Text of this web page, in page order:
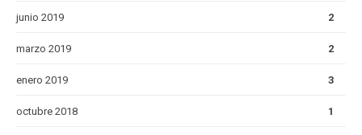
junio 2019 2
marzo 2019 2
enero 2019 3
octubre 2018 1